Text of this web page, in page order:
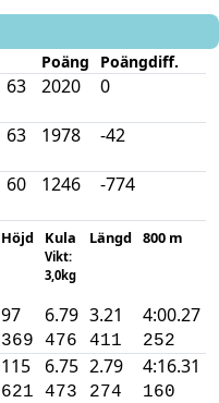
Poäng Poängdiff.
63 2020 0
63 1978 -42
60 1246 -774
Höjd Kula
Vikt:
3,0kg
Längd 800 m
97
369
6.79
476
3.21
411
4:00.27
252
115
621
6.75
473
2.79
274
4:16.31
160